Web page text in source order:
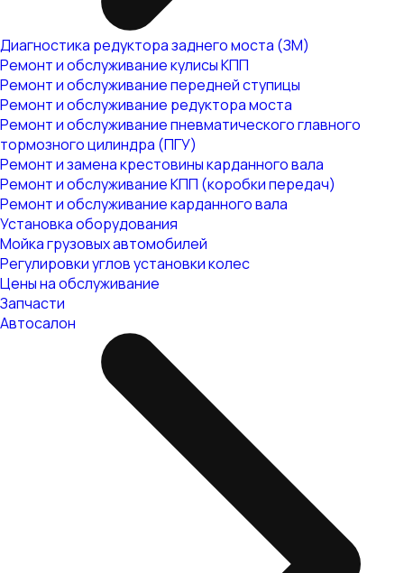
Диагностика редуктора заднего моста (ЗМ)
Ремонт и обслуживание кулисы КПП
Ремонт и обслуживание передней ступицы
Ремонт и обслуживание редуктора моста
Ремонт и обслуживание пневматического главного
тормозного цилиндра (ПГУ)
Ремонт и замена крестовины карданного вала
Ремонт и обслуживание КПП (коробки передач)
Ремонт и обслуживание карданного вала
Установка оборудования
Мойка грузовых автомобилей
Регулировки углов установки колес
Цены на обслуживание
Запчасти
Автосалон